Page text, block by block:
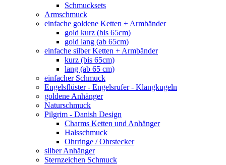
Schmucksets
Armschmuck
einfache goldene Ketten + Armbänder
gold kurz (bis 65cm)
gold lang (ab 65cm)
einfache silber Ketten + Armbänder
kurz (bis 65cm)
lang (ab 65 cm)
einfacher Schmuck
Engelsflüster - Engelsrufer - Klangkugeln
goldene Anhänger
Naturschmuck
Pilgrim - Danish Design
Charms Ketten und Anhänger
Halsschmuck
Ohrringe / Ohrstecker
silber Anhänger
Sternzeichen Schmuck